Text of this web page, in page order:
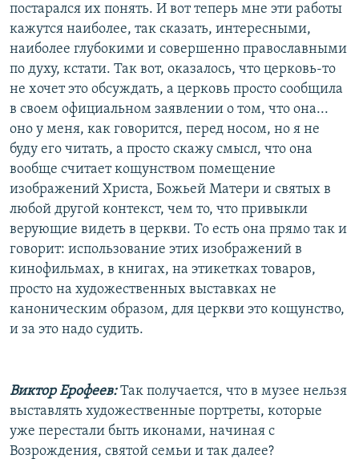
постарался их понять. И вот теперь мне эти работы
кажутся наиболее, так сказать, интересными,
наиболее глубокими и совершенно православными
по духу, кстати. Так вот, оказалось, что церковь-то
не хочет это обсуждать, а церковь просто сообщила
в своем официальном заявлении о том, что она...
оно у меня, как говорится, перед носом, но я не
буду его читать, а просто скажу смысл, что она
вообще считает кощунством помещение
изображений Христа, Божьей Матери и святых в
любой другой контекст, чем то, что привыкли
верующие видеть в церкви. То есть она прямо так и
говорит: использование этих изображений в
кинофильмах, в книгах, на этикетках товаров,
просто на художественных выставках не
каноническим образом, для церкви это кощунство,
и за это надо судить.
Виктор Ерофеев:Так получается, что в музее нельзя
выставлять художественные портреты, которые
уже перестали быть иконами, начиная с
Возрождения, святой семьи и так далее?